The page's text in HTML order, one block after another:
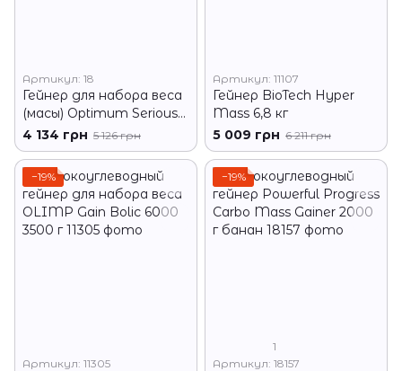
Артикул: 18
Гейнер для набора веса
(масы) Optimum Serious
Mass 5,45 кг банан
4 134 грн 5 126 грн
Артикул: 11107
Гейнер BioTech Hyper
Mass 6,8 кг
5 009 грн 6 211 грн
−19%
Артикул: 11305
−19%
1
Артикул: 18157